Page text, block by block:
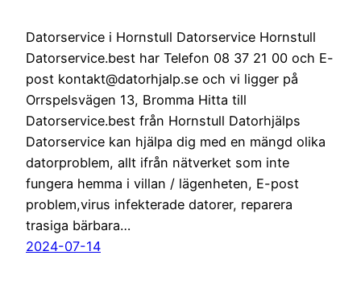
Datorservice i Hornstull Datorservice Hornstull
Datorservice.best har Telefon 08 37 21 00 och E-
post kontakt@datorhjalp.se och vi ligger på
Orrspelsvägen 13, Bromma Hitta till
Datorservice.best från Hornstull Datorhjälps
Datorservice kan hjälpa dig med en mängd olika
datorproblem, allt ifrån nätverket som inte
fungera hemma i villan / lägenheten, E-post
problem,virus infekterade datorer, reparera
trasiga bärbara…
2024-07-14